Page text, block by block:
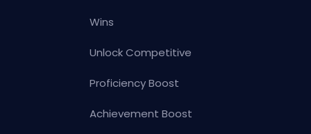
Wins
Unlock Competitive
Proficiency Boost
Achievement Boost